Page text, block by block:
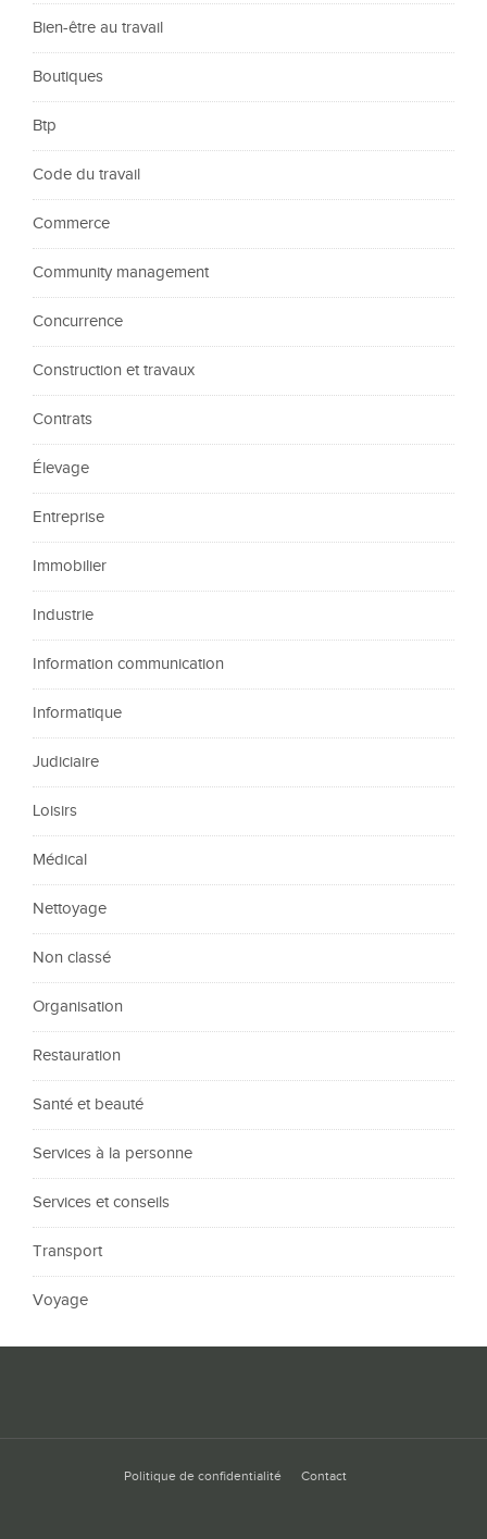
Bien-être au travail
Boutiques
Btp
Code du travail
Commerce
Community management
Concurrence
Construction et travaux
Contrats
Élevage
Entreprise
Immobilier
Industrie
Information communication
Informatique
Judiciaire
Loisirs
Médical
Nettoyage
Non classé
Organisation
Restauration
Santé et beauté
Services à la personne
Services et conseils
Transport
Voyage
Politique de confidentialité Contact